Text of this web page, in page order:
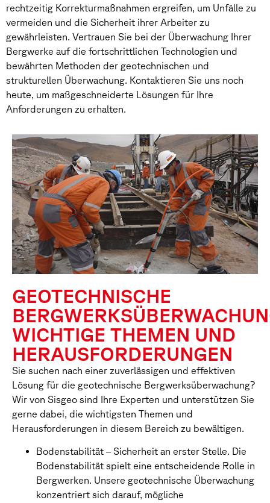
rechtzeitig Korrekturmaßnahmen ergreifen, um Unfälle zu
vermeiden und die Sicherheit ihrer Arbeiter zu
gewährleisten. Vertrauen Sie bei der Überwachung Ihrer
Bergwerke auf die fortschrittlichen Technologien und
bewährten Methoden der geotechnischen und
strukturellen Überwachung. Kontaktieren Sie uns noch
heute, um maßgeschneiderte Lösungen für Ihre
Anforderungen zu erhalten.
GEOTECHNISCHE
WICHTIGE THEMEN UND
HERAUSFORDERUNGEN
Sie suchen nach einer zuverlässigen und effektiven
Lösung für die geotechnische Bergwerksüberwachung?
Wir von Sisgeo sind Ihre Experten und unterstützen Sie
gerne dabei, die wichtigsten Themen und
Herausforderungen in diesem Bereich zu bewältigen.
Bodenstabilität – Sicherheit an erster Stelle. Die
Bodenstabilität spielt eine entscheidende Rolle in
Bergwerken. Unsere geotechnische Überwachung
konzentriert sich darauf, mögliche